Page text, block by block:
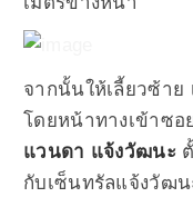
จากนั้นให้เลี้ยวซ้าย
โดยหน้าทางเข้าซอ
แวนดา แจ้งวัฒนะตั้
กับเซ็นทรัลแจ้งวัฒน